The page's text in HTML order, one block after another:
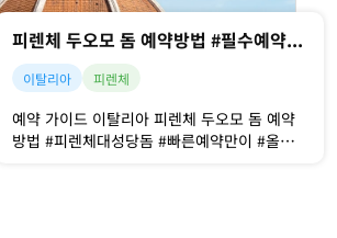
피렌체 두오모 돔 예약방법 #필수예약 #피렌체대성당돔
이탈리아 피렌체
예약 가이드 이탈리아 피렌체 두오모 돔 예약
방법 #피렌체대성당돔 #빠른예약만이 #올라